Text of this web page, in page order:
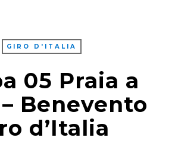
GIRO D'ITALIA
05 Praia a
Benevento
d’Italia